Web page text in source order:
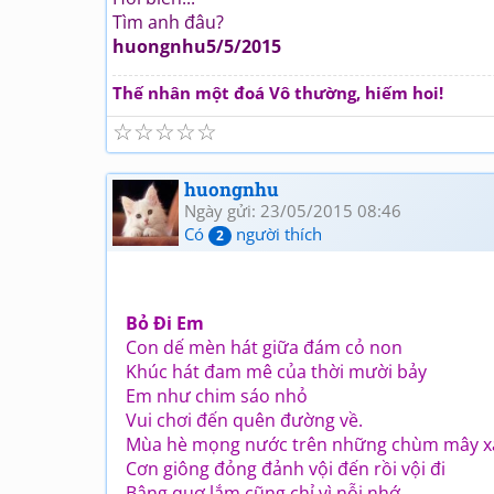
Tìm anh đâu?
huongnhu5/5/2015
Thế nhân một đoá Vô thường, hiếm hoi!
☆
☆
☆
☆
☆
huongnhu
Ngày gửi: 23/05/2015 08:46
Có
2 người thích
Bỏ Đi Em
Con dế mèn hát giữa đám cỏ non
Khúc hát đam mê của thời mười bảy
Em như chim sáo nhỏ
Vui chơi đến quên đường về.
Mùa hè mọng nước trên những chùm mây
Cơn giông đỏng đảnh vội đến rồi vội đi